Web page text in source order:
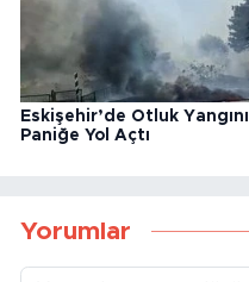
Eskişehir’de Otluk Yangını
Paniğe Yol Açtı
Yorumlar